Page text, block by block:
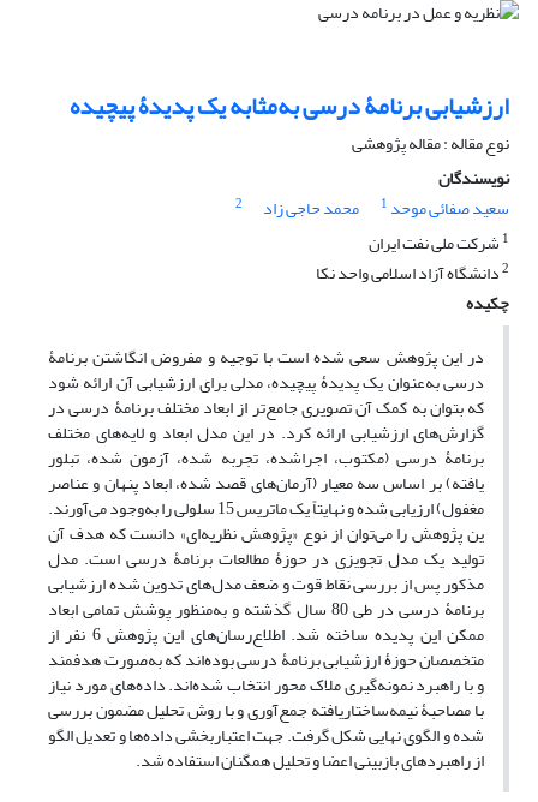
ارزشیابی برنامۀ درسی به‌مثابه یک پدیدۀ پیچیده
نوع مقاله : مقاله پژوهشی
نویسندگان
سعید صفائی موحد 1 محمد حاجی زاد
2
1 شرکت ملی نفت ایران
2دانشگاه آزاد اسلامی واحد نکا
چکیده
در این پژوهش سعی شده است با توجیه و مفروض انگاشتن برنامۀ
درسی به‌عنوان یک پدیدۀ پیچیده، مدلی برای ارزشیابی آن ارائه شود
که بتوان به کمک آن تصویری جامع‌تر از ابعاد مختلف برنامۀ درسی در
گزارش‌های ارزشیابی ارائه کرد. در این مدل ابعاد و لایه‌های مختلف
برنامۀ درسی (مکتوب، اجراشده، تجربه شده، آزمون شده، تبلور
یافته) بر اساس سه معیار (آرمان‌های قصد شده، ابعاد پنهان و عناصر
مغفول) ارزیابی شده و نهایتاً یک ماتریس 15 سلولی را به‌وجود می‌آورند.
ین پژوهش را می‌توان از نوع «پژوهش نظریه‌ای» دانست که هدف آن
تولید یک مدل تجویزی در حوزۀ مطالعات برنامۀ درسی است. مدل
مذکور پس از بررسی نقاط قوت و ضعف مدل‌های تدوین شده ارزشیابی
برنامۀ درسی در طی 80 سال گذشته و به‌منظور پوشش تمامی ابعاد
ممکن این پدیده ساخته شد. اطلاع‌رسان‌های این پژوهش 6 نفر از
متخصصان حوزۀ ارزشیابی برنامۀ درسی بوده‌اند که به‌صورت هدفمند
و با راهبرد نمونه‌گیری ملاک محور انتخاب شده‌اند. داده‌های مورد نیاز
با مصاحبۀ نیمه‌ساختاریافته جمع‌آوری و با روش تحلیل مضمون بررسی
شده و الگوی نهایی شکل گرفت. جهت اعتباربخشی داده‌ها و تعدیل الگو
از راهبردهای بازبینی اعضا و تحلیل همگنان استفاده شد.